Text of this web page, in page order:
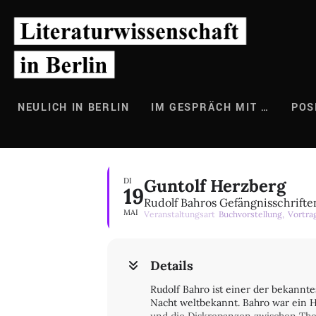
Inhalt
springen
NEULICH IN BERLIN IM GESPRÄCH MIT …
DI
19
MAI
Guntolf Herzberg
Rudolf Bahros
Veranstaltungsart Buchvorstellung,
Details
Rudolf Bahro ist einer der
Nacht weltbekannt. Bahro war ein